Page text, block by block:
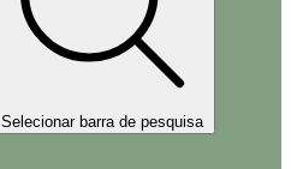
Selecionar barra de pesquisa